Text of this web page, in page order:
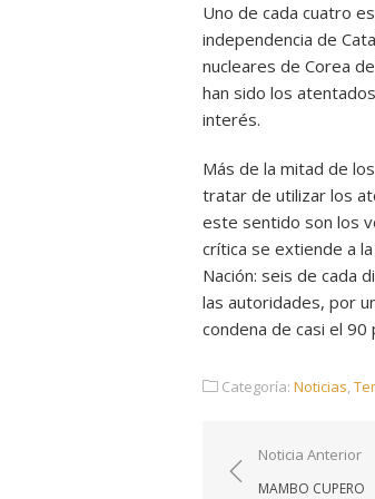
Uno de cada cuatro
independencia de
nucleares de Corea
han sido los
interés.
Más de la mitad de
tratar de utilizar los
este sentido son los
crítica se extiende a
Nación: seis de cada
las autoridades, por
condena de casi el 90
Categoría: Noticias,
Navegación
de
Noticia Anterior
MAMBO CUPERO